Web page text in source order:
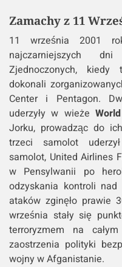
Zamachy z 11
11 września 2001
najczarniejszych
Zjednoczonych,
dokonali
Center i Pentagon.
uderzyły w wieże World
Jorku, prowadząc do
trzeci samolot
samolot, United Airlines
w Pensylwanii po
odzyskania kontroli
ataków zginęło prawie
września stały się
terroryzmem na
zaostrzenia polityki
wojny w Afganistanie.